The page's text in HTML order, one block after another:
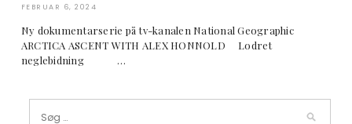
FEBRUAR 6, 2024
Ny dokumentarserie på tv-kanalen National Geographic
ARCTICA ASCENT WITH ALEX HONNOLD Lodret
neglebidning …